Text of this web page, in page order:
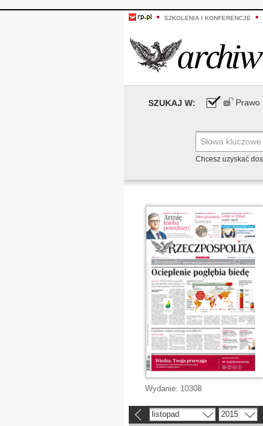
SZKOLENIA I KONFERENCJE
SZUKAJ W: Prawo
Chcesz uzyskać
Wydanie: 10308
listopad 2015